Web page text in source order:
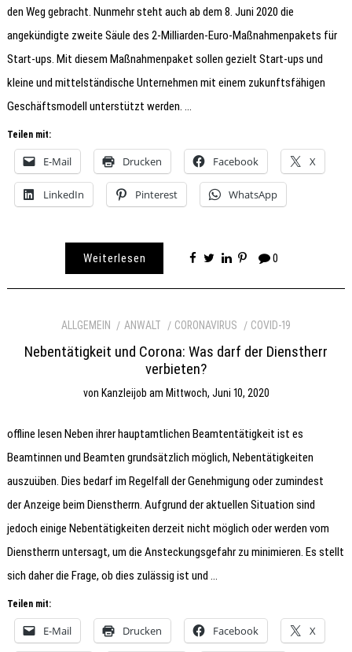
den Weg gebracht. Nunmehr steht auch ab dem 8. Juni 2020 die
angekündigte zweite Säule des 2-Milliarden-Euro-Maßnahmenpakets für
Start-ups. Mit diesem Maßnahmenpaket sollen gezielt Start-ups und
kleine und mittelständische Unternehmen mit einem zukunftsfähigen
Geschäftsmodell unterstützt werden. …
Teilen mit:
E-Mail Drucken Facebook X
LinkedIn Pinterest WhatsApp
Weiterlesen 0
ALLGEMEIN ANWALT CORONAVIRUS COVID-19
Nebentätigkeit und Corona: Was darf der Dienstherr
verbieten?
von Kanzleijob am Mittwoch, Juni 10, 2020
offline lesen Neben ihrer hauptamtlichen Beamtentätigkeit ist es
Beamtinnen und Beamten grundsätzlich möglich, Nebentätigkeiten
auszuüben. Dies bedarf im Regelfall der Genehmigung oder zumindest
der Anzeige beim Dienstherrn. Aufgrund der aktuellen Situation sind
jedoch einige Nebentätigkeiten derzeit nicht möglich oder werden vom
Dienstherrn untersagt, um die Ansteckungsgefahr zu minimieren. Es stellt
sich daher die Frage, ob dies zulässig ist und …
Teilen mit:
E-Mail Drucken Facebook X